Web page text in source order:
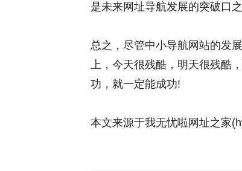
是未来网址导航发展的突破口之
总之，尽管中小导航网站的发
上，今天很残酷，明天很残酷
功，就一定能成功!
本文来源于我无忧啦网址之家